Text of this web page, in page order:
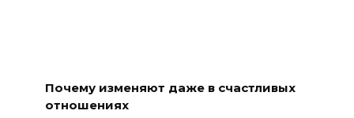
Почему изменяют даже в счастливых
отношениях